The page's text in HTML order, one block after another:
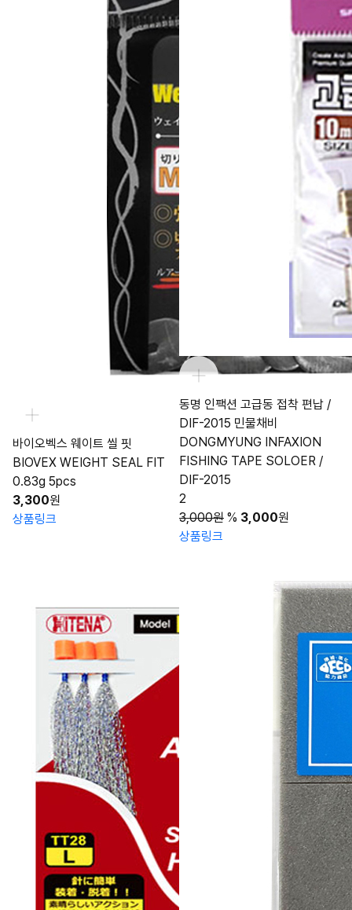
바이오벡스 웨이트 씰 핏
BIOVEX WEIGHT SEAL FIT
0.83g 5pcs
3,300원
상품링크
동명 인팩션 고급동 접착 편납 /
DIF-2015 민물채비
DONGMYUNG INFAXION
FISHING TAPE SOLOER /
DIF-2015
2
3,000원 % 3,000원
상품링크